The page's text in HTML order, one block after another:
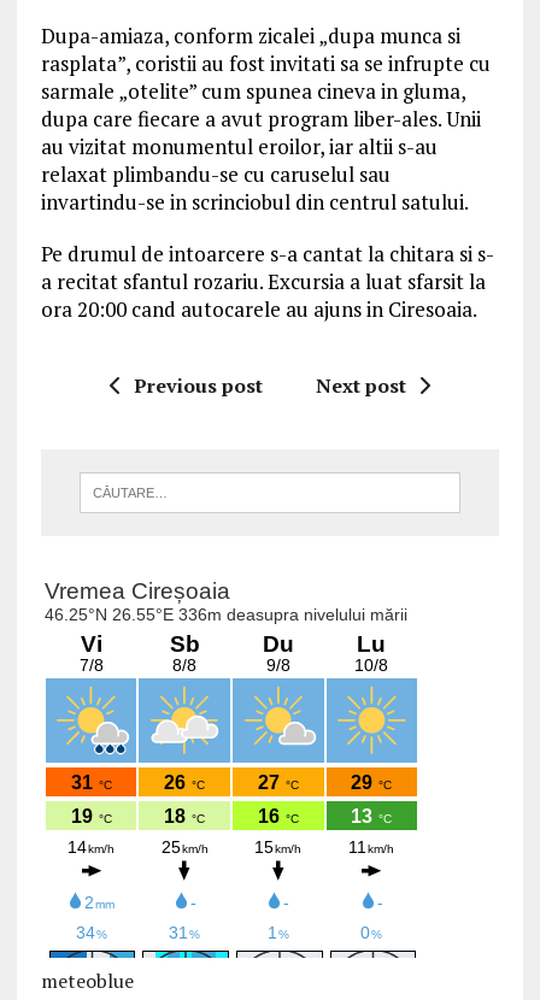
Dupa-amiaza, conform zicalei „dupa munca si
rasplata”, coristii au fost invitati sa se infrupte cu
sarmale „otelite” cum spunea cineva in gluma,
dupa care fiecare a avut program liber-ales. Unii
au vizitat monumentul eroilor, iar altii s-au
relaxat plimbandu-se cu caruselul sau
invartindu-se in scrinciobul din centrul satului.
Pe drumul de intoarcere s-a cantat la chitara si s-
a recitat sfantul rozariu. Excursia a luat sfarsit la
ora 20:00 cand autocarele au ajuns in Ciresoaia.
Previous post Next post
meteoblue